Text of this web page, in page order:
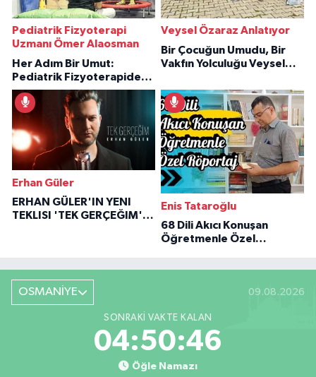
Pediatrik Fizyoterapi
Uzmanı Ömer Alaosman
Her Adım Bir Umut:
Pediatrik Fizyoterapiden
İlham Veren Hikâyeler
Veysel Özaraz Anlatıyor
Bir Çocuğun Umudu, Bir
Vakfın Yolculuğu Veysel
Erhan Güler
ERHAN GÜLER'IN YENI
TEKLISI 'TEK GERÇEĞIM'LE
Enis Tataroğlu
68 Dili Akıcı Konuşan
Öğretmenle Özel
OSMANİYE 09.08.2026
SONRAKI VAKTE KALAN
04:50:44
Öğle Namazı